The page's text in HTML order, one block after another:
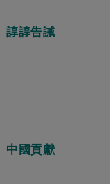
諄諄告誡
中國貢獻